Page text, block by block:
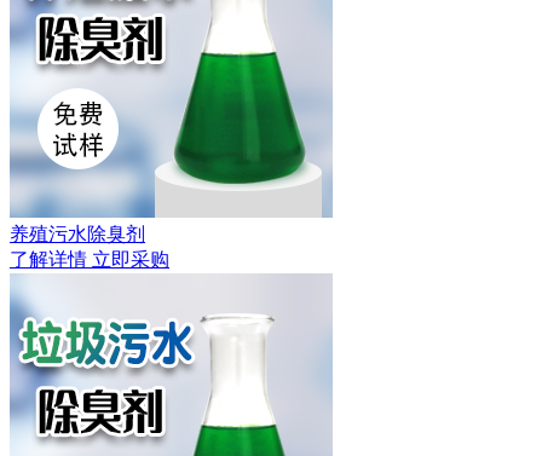
养殖污水除臭剂
了解详情 立即采购